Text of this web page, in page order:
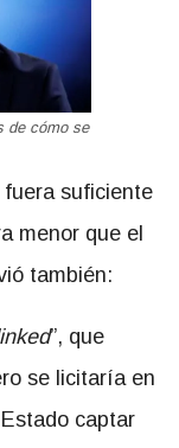
de cómo se
fuera suficiente
menor que el
también:
”, que
se licitaría en
captar